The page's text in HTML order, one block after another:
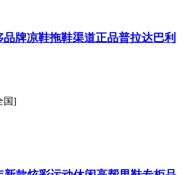
品牌凉鞋拖鞋渠道正品普拉达巴利
国]